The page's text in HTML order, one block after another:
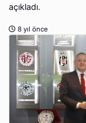
açıkladı.
8 yıl önce